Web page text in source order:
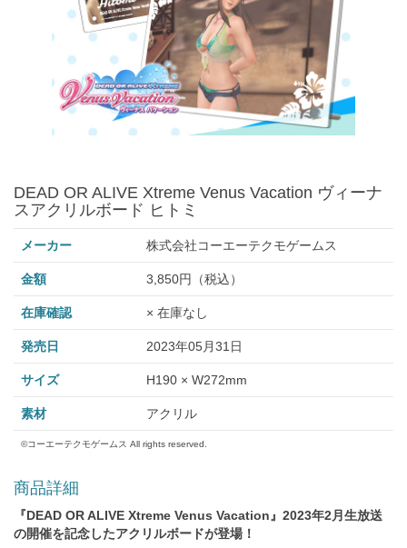
DEAD OR ALIVE Xtreme Venus Vacation ヴィーナ
スアクリルボード ヒトミ
メーカー 株式会社コーエーテクモゲームス
金額 3,850円（税込）
在庫確認 × 在庫なし
発売日 2023年05月31日
サイズ H190 × W272mm
素材 アクリル
©コーエーテクモゲームス All rights reserved.
商品詳細
『DEAD OR ALIVE Xtreme Venus Vacation』2023年2月生放送
の開催を記念したアクリルボードが登場！